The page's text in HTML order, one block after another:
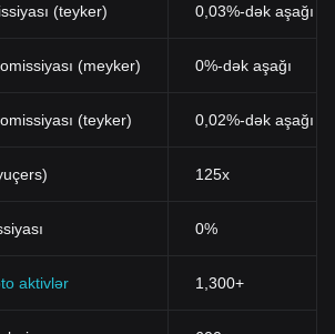
(teyker) 0,03%-dək aşağı
(meyker) 0%-dək aşağı
(teyker) 0,02%-dək aşağı
125x
0%
aktivlər 1,300+